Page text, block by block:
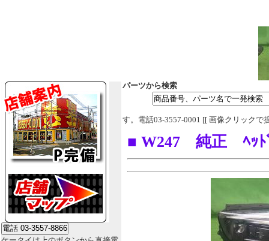
パーツから検索
す。電話03-3557-0001 [[ 画像クリックで
■ W247 純正 ﾍｯﾄ